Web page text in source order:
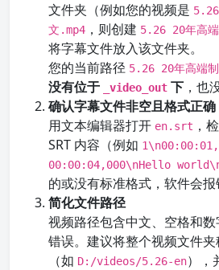
文件夹（例如您的视频是
文.mp4 ，则创建 5.26 20年高
将字幕文件放入该文件夹。
您的当前路径 5.26 20年高端
没有位于 _video_out 下 ，也
确认字幕文件非空且格式正确
用文本编辑器打开 en.srt ，
SRT 内容（例如
00:00:04,000\nHello
的或没有标准格式，软件会报
简化文件路径
视频路径包含中文、空格和
错误。建议将整个视频文件
（如 D:/videos/5.26-en），